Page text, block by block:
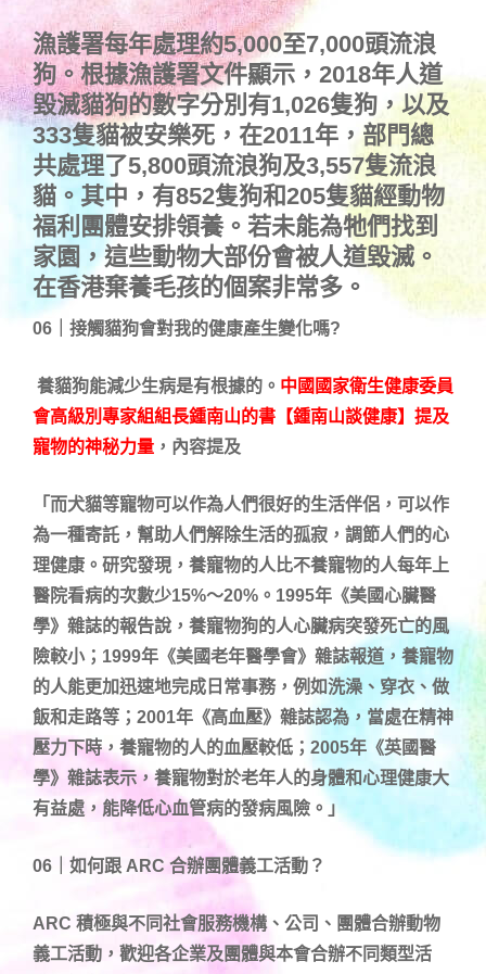
漁護署每年處理約5,000至7,000頭流浪
狗。根據漁護署文件顯示，2018年人道
毀滅貓狗的數字分別有1,026隻狗，以及
333隻貓被安樂死， 在2011年，部門總
共處理了5,800頭流浪狗及3,557隻流浪
貓。其中，有852隻狗和205隻貓經動物
福利團體安排領養。若未能為牠們找到
家園，這些動物大部份會被人道毀滅。
在香港棄養毛孩的個案非常多。
06｜接觸貓狗會對我的健康產生變化嗎?
養貓狗能減少生病是有根據的。 中國國家衛生健康委員
會高級別專家組組長鍾南山的書【鍾南山談健康】提及
寵物的神秘力量 ，內容提及
「而犬貓等寵物可以作為人們很好的生活伴侶，可以作
為一種寄託，幫助人們解除生活的孤寂，調節人們的心
理健康。研究發現，養寵物的人比不養寵物的人每年上
醫院看病的次數少15%～20%。1995年《美國心臟醫
學》雜誌的報告說，養寵物狗的人心臟病突發死亡的風
險較小；1999年《美國老年醫學會》雜誌報道，養寵物
的人能更加迅速地完成日常事務，例如洗澡、穿衣、做
飯和走路等；2001年《高血壓》雜誌認為，當處在精神
壓力下時，養寵物的人的血壓較低；2005年《英國醫
學》雜誌表示，養寵物對於老年人的身體和心理健康大
有益處，能降低心血管病的發病風險。」
06｜ 如何跟 ARC 合辦團體義工活動？
ARC 積極與不同社會服務機構、公司、團體合辦動物
義工活動，歡迎各企業及團體與本會合辦不同類型活